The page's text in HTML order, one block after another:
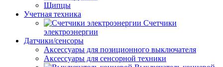
Щипцы
Учетная техника
Счетчики
электроэнергии
Датчики/сенсоры
Аксессуары для позиционного выключателя
Аксессуары для сенсорной техники